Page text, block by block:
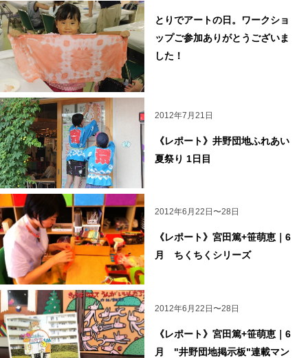
とりでアートの日。ワークショ
ップご参加ありがとうございま
した！
2012年7月21日
《レポート》井野団地ふれあい
夏祭り 1日目
2012年6月22日〜28日
《レポート》宮田篤+笹萌恵｜6
月 ちくちくシリーズ
2012年6月22日〜28日
《レポート》宮田篤+笹萌恵｜6
月 "井野団地掲示板"連載マン